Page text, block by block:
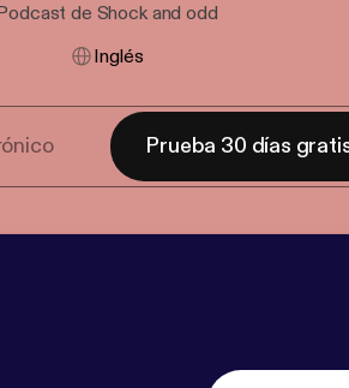
de Shock and odd
Inglés
Prueba 30 días